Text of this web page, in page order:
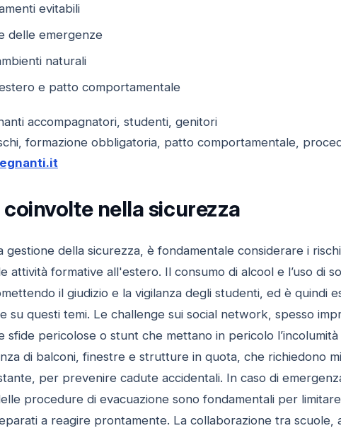
evitabili
delle emergenze
naturali
e patto comportamentale
accompagnatori, studenti, genitori
formazione obbligatoria, patto comportamentale,
nella sicurezza
della sicurezza, è fondamentale considerare i
attività formative all'estero. Il consumo di alcool e l’uso di
il giudizio e la vigilanza degli studenti, ed è quindi
su questi temi. Le challenge sui social network, spesso
pericolose o stunt che mettano in pericolo
di balconi, finestre e strutture in quota, che richiedono
per prevenire cadute accidentali. In caso di
procedure di evacuazione sono fondamentali per
a reagire prontamente. La collaborazione tra scuole,